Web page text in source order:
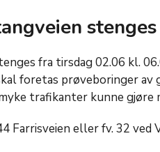
fra tirsdag 02.06 kl.
foretas prøveboringer av
trafikanter kunne gjøre
Farrisveien eller fv. 32 ved